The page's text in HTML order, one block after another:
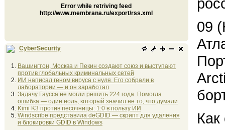
Error while retriving feed
http://www.membrana.ru/export/rss.xml
CyberSecurity
Вашингтон, Москва и Пекин создают союз и выступают
против глобальных криминальных сетей
ИИ написал геном вируса с нуля. Его собрали в
лаборатории — и он заработал
Задачу Гаусса не могли решить 224 года. Помогла
ошибка — один ноль, который значил не то, что думали
Kimi K3 против песочницы: 1:0 в пользу ИИ
Windscribe представила deGDID — скрипт для удаления
и блокировки GDID в Windows
09